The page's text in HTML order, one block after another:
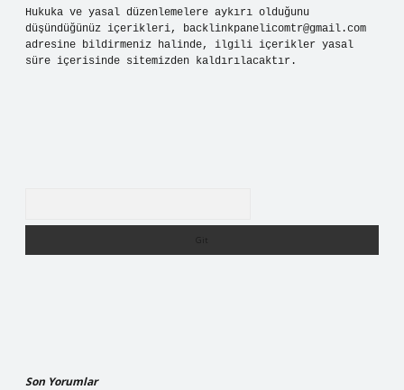
Hukuka ve yasal düzenlemelere aykırı olduğunu
düşündüğünüz içerikleri, backlinkpanelicomtr@gmail.com
adresine bildirmeniz halinde, ilgili içerikler yasal
süre içerisinde sitemizden kaldırılacaktır.
Son Yorumlar